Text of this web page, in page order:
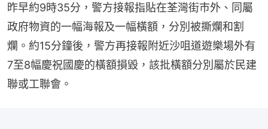
昨早約9時35分，警方接報指貼在荃灣街巿外、同屬
政府物資的一幅海報及一幅橫額，分別被撕爛和割
爛。約15分鐘後，警方再接報附近沙咀道遊樂場外有
7至8幅慶祝國慶的橫額損毀，該批橫額分別屬於民建
聯或工聯會。